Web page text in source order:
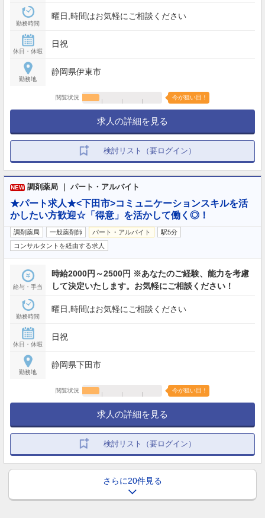
勤務時間
曜日,時間はお気軽にご相談ください
休日・休暇
日祝
勤務地
静岡県伊東市
閲覧状況 今が狙い目！
求人の詳細を見る
検討リスト（要ログイン）
NEW 調剤薬局 ｜ パート・アルバイト
★パート求人★<下田市>コミュニケーションスキルを活
かしたい方歓迎☆「得意」を活かして働く◎！
調剤薬局 一般薬剤師 パート・アルバイト
駅5分
コンサルタントを経由する求人
給与・手当
時給2000円～2500円 ※あなたのご経験、能力を考慮
して決定いたします。お気軽にご相談ください！
勤務時間
曜日,時間はお気軽にご相談ください
休日・休暇
日祝
勤務地
静岡県下田市
閲覧状況 今が狙い目！
求人の詳細を見る
検討リスト（要ログイン）
さらに20件見る